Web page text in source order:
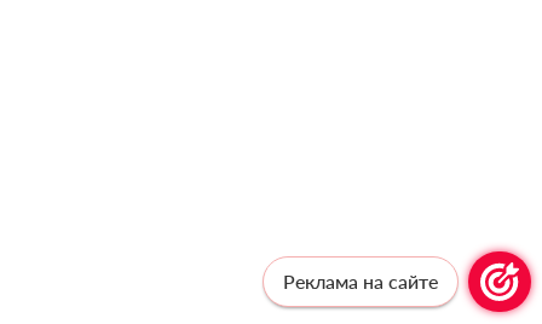
Реклама на сайте